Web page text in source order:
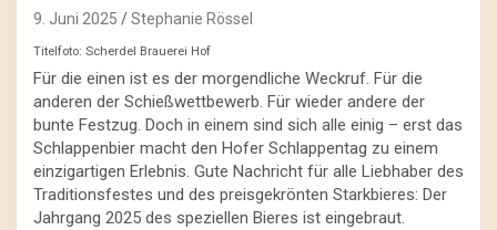
9. Juni 2025 Stephanie Rössel
Titelfoto: Scherdel Brauerei Hof
Für die einen ist es der morgendliche Weckruf. Für die
anderen der Schießwettbewerb. Für wieder andere der
bunte Festzug. Doch in einem sind sich alle einig – erst das
Schlappenbier macht den Hofer Schlappentag zu einem
einzigartigen Erlebnis. Gute Nachricht für alle Liebhaber des
Traditionsfestes und des preisgekrönten Starkbieres: Der
Jahrgang 2025 des speziellen Bieres ist eingebraut.